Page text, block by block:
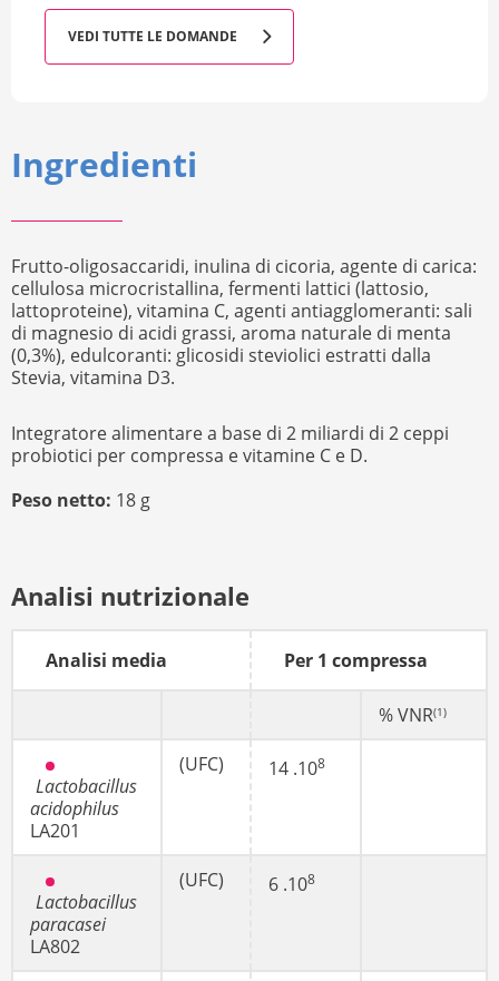
VEDI TUTTE LE DOMANDE
Ingredienti
Frutto-oligosaccaridi, inulina di cicoria, agente di carica:
cellulosa microcristallina, fermenti lattici (lattosio,
lattoproteine), vitamina C, agenti antiagglomeranti: sali
di magnesio di acidi grassi, aroma naturale di menta
(0,3%), edulcoranti: glicosidi steviolici estratti dalla
Stevia, vitamina D3.
Integratore alimentare a base di 2 miliardi di 2 ceppi
probiotici per compressa e vitamine C e D.
Peso netto: 18 g
Analisi nutrizionale
Analisi media Per 1 compressa
% VNR(1)
Lactobacillus
acidophilus
LA201
(UFC) 14 .108
Lactobacillus
paracasei
LA802
(UFC) 6 .108